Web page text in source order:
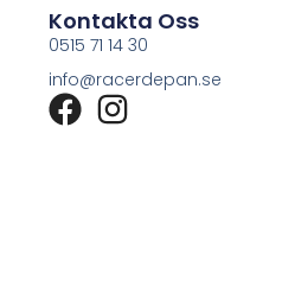
Kontakta Oss
0515 71 14 30
info@racerdepan.se